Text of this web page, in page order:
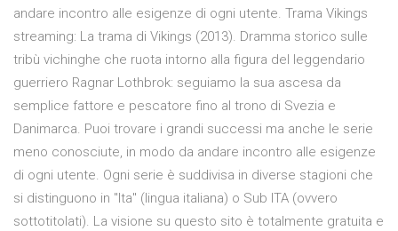
andare incontro alle esigenze di ogni utente. Trama Vikings
streaming: La trama di Vikings (2013). Dramma storico sulle
tribù vichinghe che ruota intorno alla figura del leggendario
guerriero Ragnar Lothbrok: seguiamo la sua ascesa da
semplice fattore e pescatore fino al trono di Svezia e
Danimarca. Puoi trovare i grandi successi ma anche le serie
meno conosciute, in modo da andare incontro alle esigenze
di ogni utente. Ogni serie è suddivisa in diverse stagioni che
si distinguono in "Ita" (lingua italiana) o Sub ITA (ovvero
sottotitolati). La visione su questo sito è totalmente gratuita e